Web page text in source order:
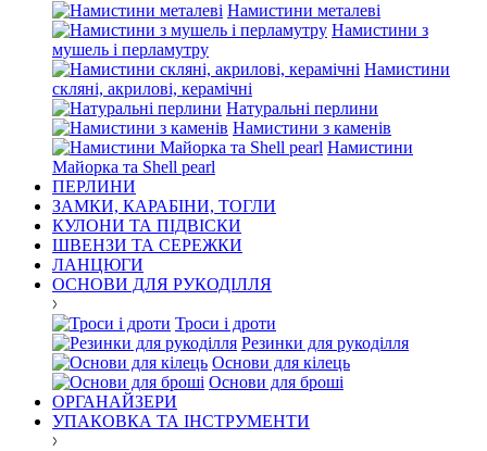
Намистини металеві
Намистини з
мушель і перламутру
Намистини
скляні, акрилові, керамічні
Натуральні перлини
Намистини з каменів
Намистини
Майорка та Shell pearl
ПЕРЛИНИ
ЗАМКИ, КАРАБІНИ, ТОГЛИ
КУЛОНИ ТА ПІДВІСКИ
ШВЕНЗИ ТА СЕРЕЖКИ
ЛАНЦЮГИ
ОСНОВИ ДЛЯ РУКОДІЛЛЯ
Троси і дроти
Резинки для рукоділля
Основи для кілець
Основи для броші
ОРГАНАЙЗЕРИ
УПАКОВКА ТА ІНСТРУМЕНТИ